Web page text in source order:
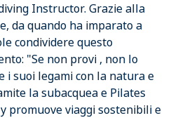
Instructor. Grazie alla
da quando ha imparato a
condividere questo
"Se non provi , non lo
i suoi legami con la natura e
la subacquea e Pilates
promuove viaggi sostenibili e